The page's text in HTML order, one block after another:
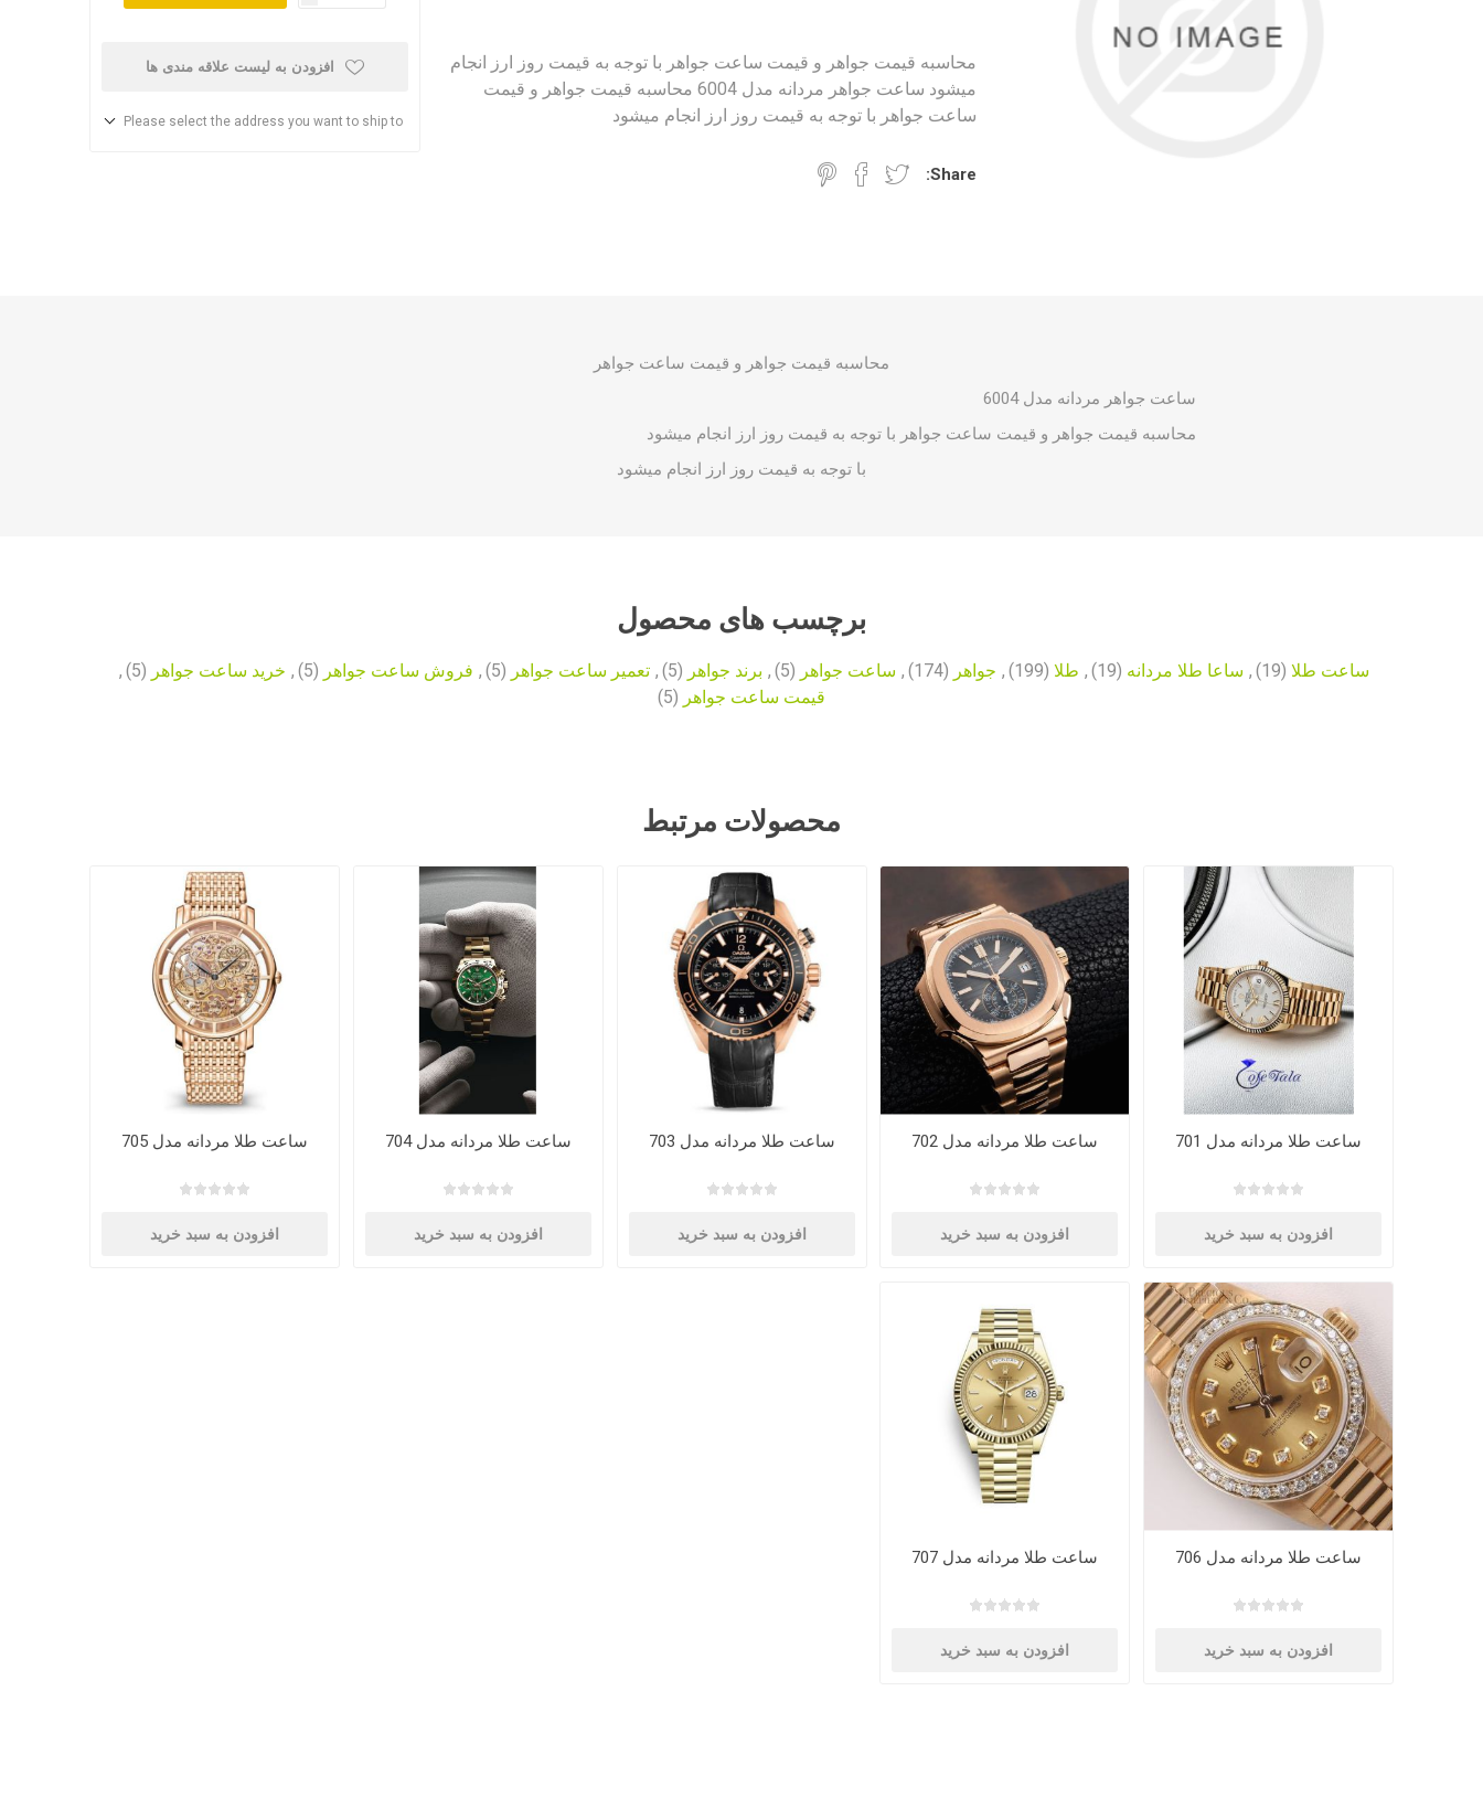
محاسبه قیمت جواهر و قیمت ساعت جواهر با توجه به قیمت روز ارز انجام
میشود ساعت جواهر مردانه مدل 6004 محاسبه قیمت جواهر و قیمت
ساعت جواهر با توجه به قیمت روز ارز انجام میشود
Share:
افزودن به لیست علاقه مندی ها
Please select the address you want to ship to
محاسبه قیمت جواهر و قیمت ساعت جواهر
ساعت جواهر مردانه مدل 6004
محاسبه قیمت جواهر و قیمت ساعت جواهر با توجه به قیمت روز ارز انجام میشود
با توجه به قیمت روز ارز انجام میشود
برچسب های محصول
ساعت طلا (19)
, ساعا طلا مردانه (19)
, طلا (199)
, جواهر (174)
, ساعت جواهر (5)
, برند جواهر (5)
, تعمیر ساعت جواهر (5)
, فروش ساعت جواهر (5)
, خرید ساعت جواهر (5)
,
قیمت ساعت جواهر (5)
محصولات مرتبط
ساعت طلا مردانه مدل 701
افزودن به سبد خرید
ساعت طلا مردانه مدل 702
افزودن به سبد خرید
ساعت طلا مردانه مدل 703
افزودن به سبد خرید
ساعت طلا مردانه مدل 704
افزودن به سبد خرید
ساعت طلا مردانه مدل 705
افزودن به سبد خرید
ساعت طلا مردانه مدل 706
افزودن به سبد خرید
ساعت طلا مردانه مدل 707
افزودن به سبد خرید